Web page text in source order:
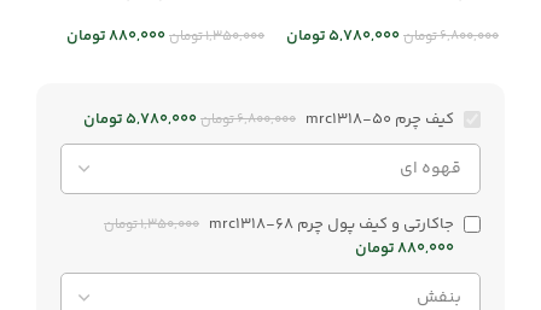
6,800,000تومان5,780,000تومان 1,350,000تومان880,000تومان
کیف چرم mrc1318-50 6,800,000تومان5,780,000تومان
جاکارتی و کیف پول چرم mrc1318-68 1,350,000تومان
880,000تومان